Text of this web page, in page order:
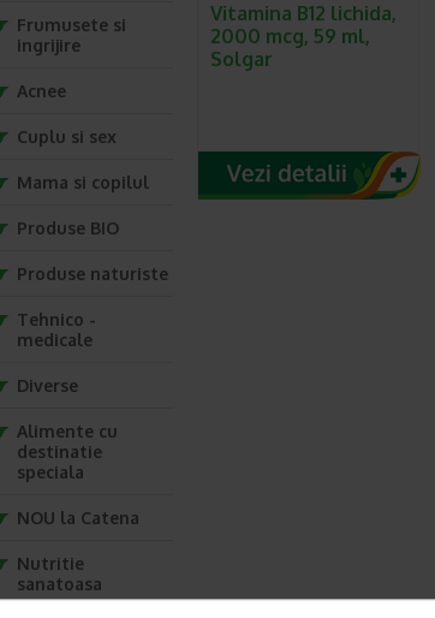
Vitamina B12 lichida,
2000 mcg, 59 ml,
Solgar
Frumusete si
ingrijire
Acnee
Cuplu si sex
Mama si copilul
Produse BIO
Produse naturiste
Tehnico -
medicale
Diverse
Alimente cu
destinatie
speciala
NOU la Catena
Nutritie
sanatoasa